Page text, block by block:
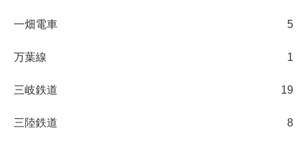
一畑電車 5
万葉線 1
三岐鉄道 19
三陸鉄道 8